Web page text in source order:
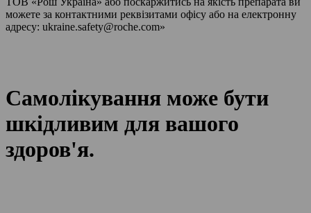
можете за контактними реквізитами офісу або на електронну
адресу: ukraine.safety@roche.com»
Самолікування може бути
шкідливим для вашого
здоров'я.